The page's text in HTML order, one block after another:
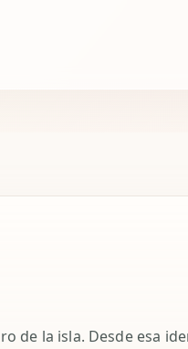
de la isla. Desde esa